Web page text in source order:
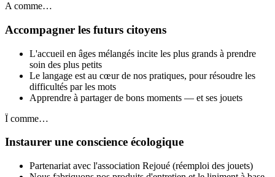
A comme…
Accompagner les futurs citoyens
L'accueil en âges mélangés incite les plus grands à prendre
soin des plus petits
Le langage est au cœur de nos pratiques, pour résoudre les
difficultés par les mots
Apprendre à partager de bons moments — et ses jouets
Ï comme…
Instaurer une conscience écologique
Partenariat avec l'association Rejoué (réemploi des jouets)